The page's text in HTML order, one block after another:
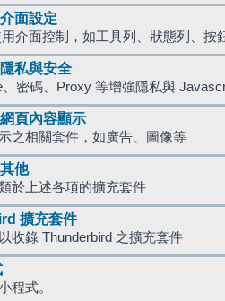
面設定
用介面控制，如工具列、狀態列、按
私與安全
密碼、Proxy 等增強隱私與
頁內容顯示
之相關套件，如廣告、圖像等
他
於上述各項的擴充套件
擴充套件
收錄 Thunderbird 之擴充套件
程式。